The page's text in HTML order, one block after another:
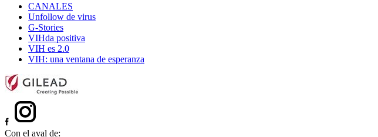
CANALES
Unfollow de virus
G-Stories
VIHda positiva
VIH es 2.0
VIH: una ventana de esperanza
Con el aval de: